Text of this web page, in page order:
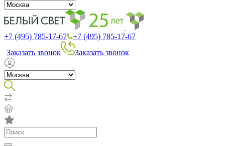
+7 (495) 785-17-67
+7 (495) 785-17-67
Заказать звонок
Заказать звонок